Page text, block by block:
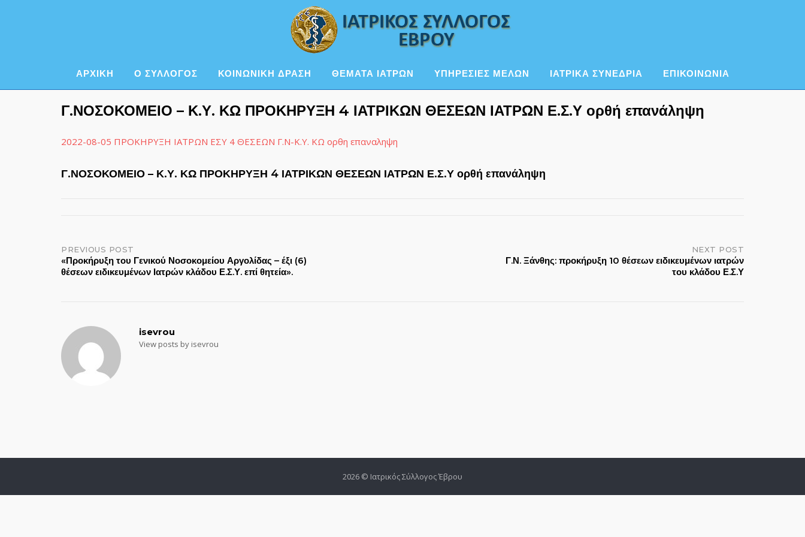
ΑΡΧΙΚΗ Ο ΣΥΛΛΟΓΟΣ ΚΟΙΝΩΝΙΚΗ ΔΡΑΣΗ ΘΕΜΑΤΑ ΙΑΤΡΩΝ ΥΠΗΡΕΣΙΕΣ ΜΕΛΩΝ ΙΑΤΡΙΚΑ ΣΥΝΕΔΡΙΑ ΕΠΙΚΟΙΝΩΝΙΑ
Γ.ΝΟΣΟΚΟΜΕΙΟ – Κ.Υ. ΚΩ ΠΡΟΚΗΡΥΞΗ 4 ΙΑΤΡΙΚΩΝ ΘΕΣΕΩΝ ΙΑΤΡΩΝ Ε.Σ.Υ ορθή επανάληψη
2022-08-05 ΠΡΟΚΗΡΥΞΗ ΙΑΤΡΩΝ ΕΣΥ 4 ΘΕΣΕΩΝ Γ.Ν-Κ.Υ. ΚΩ ορθη επαναληψη
Γ.ΝΟΣΟΚΟΜΕΙΟ – Κ.Υ. ΚΩ ΠΡΟΚΗΡΥΞΗ 4 ΙΑΤΡΙΚΩΝ ΘΕΣΕΩΝ ΙΑΤΡΩΝ Ε.Σ.Υ ορθή επανάληψη
Post
navigation
PREVIOUS POST
«Προκήρυξη του Γενικού Νοσοκομείου Αργολίδας – έξι (6)
θέσεων ειδικευμένων Ιατρών κλάδου Ε.Σ.Υ. επί θητεία».
NEXT POST
Γ.Ν. Ξάνθης: προκήρυξη 10 θέσεων ειδικευμένων ιατρών
του κλάδου Ε.Σ.Υ
isevrou
View posts by isevrou
2026 © Ιατρικός Σύλλογος Έβρου